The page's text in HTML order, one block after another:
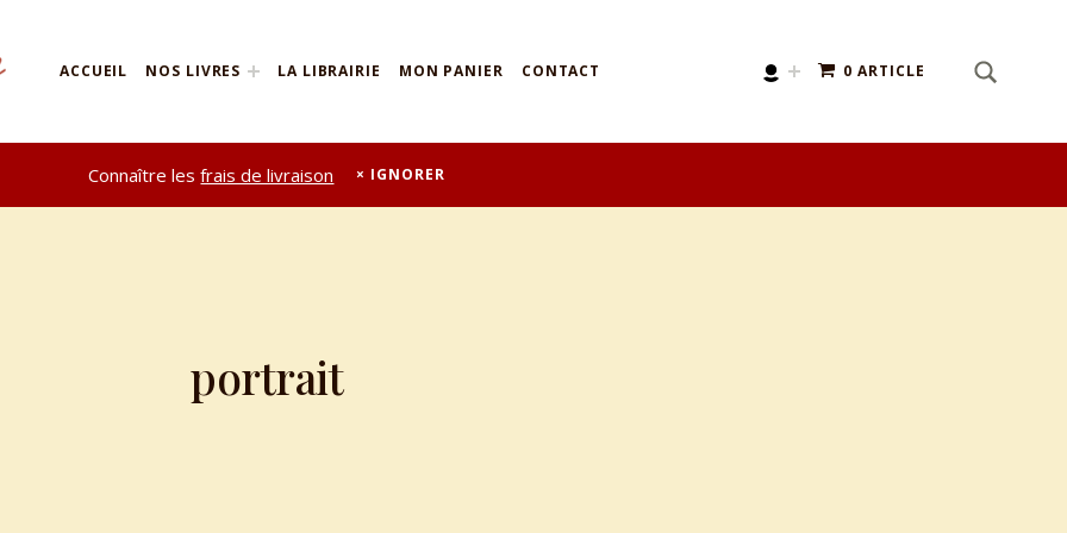
ACCUEIL NOS LIVRES LA LIBRAIRIE MON PANIER CONTACT 0 ARTICLE Search for:
Connaître lesfrais de livraison IGNORER
portrait